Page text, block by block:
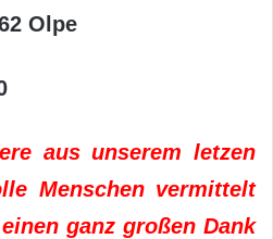
Olpe
aus unserem letzen
Menschen vermittelt
ganz großen Dank